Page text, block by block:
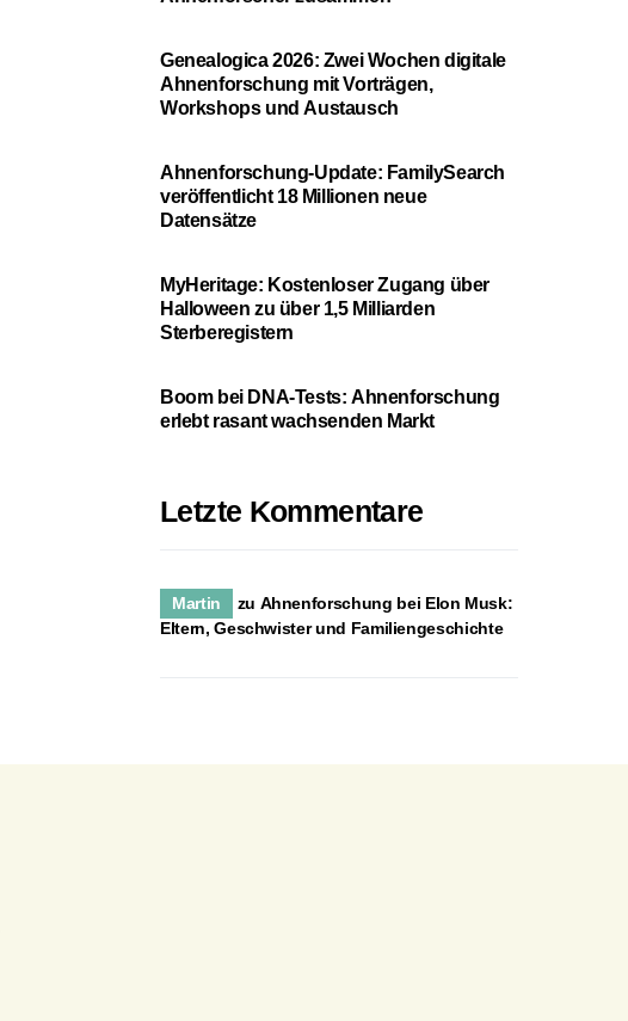
Genealogica 2026: Zwei Wochen digitale
Ahnenforschung mit Vorträgen,
Workshops und Austausch
Ahnenforschung-Update: FamilySearch
veröffentlicht 18 Millionen neue
Datensätze
MyHeritage: Kostenloser Zugang über
Halloween zu über 1,5 Milliarden
Sterberegistern
Boom bei DNA-Tests: Ahnenforschung
erlebt rasant wachsenden Markt
Letzte Kommentare
Martin zu Ahnenforschung bei Elon Musk:
Eltern, Geschwister und Familiengeschichte